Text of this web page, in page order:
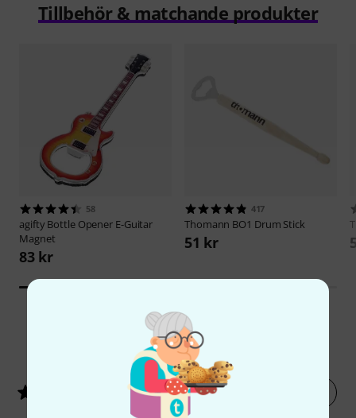
Tillbehör & matchande produkter
58
agifty Bottle Opener E-Guitar
Magnet
83 kr
417
Thomann BO1 Drum Stick
51 kr
38Kundbetyg
4.8/ 5